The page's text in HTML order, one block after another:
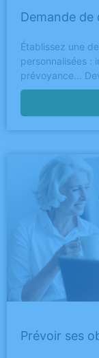
Demande de
Établissez une
personnalisées :
prévoyance…
Prévoir ses